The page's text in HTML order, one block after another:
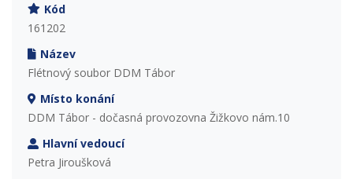
Kód
161202
Název
Flétnový soubor DDM Tábor
Místo konání
DDM Tábor - dočasná provozovna Žižkovo nám.10
Hlavní vedoucí
Petra Jiroušková